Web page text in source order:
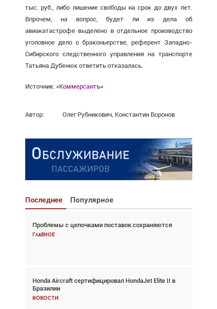
тыс. руб., либо лишение свободы на срок до двух лет.
Впрочем, на вопрос, будет ли из дела об
авиакатастрофе выделено в отдельное производство
уголовное дело о браконьерстве, референт Западно-
Сибирского следственного управления на транспорте
Татьяна Дубенюк ответить отказалась.
Источник: «Коммерсантъ»
Автор: Олег Рубникович, Константин Воронов
Последнее Популярное
Проблемы с цепочками поставок сохраняются
Главное
Honda Aircraft сертифицировал HondaJet Elite II в
Бразилии
Новости
Взгляд с высоты: тандем вертолётов и БПЛА в
спасательных операциях
Авиационный фотограф Дэйв Кох: «Фотография
говорит сама за себя... а ИИ всё портит»
Новости